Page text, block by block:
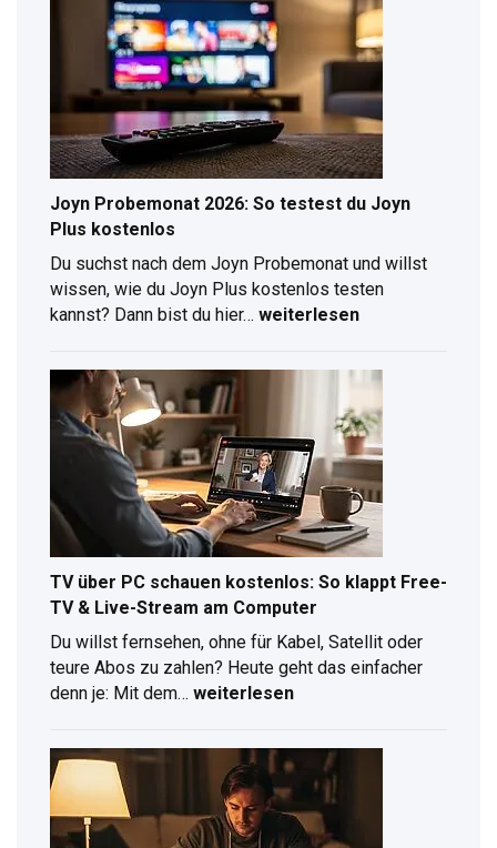
du
das
beste
TV-
Angebot
mit
Tarif
Joyn Probemonat 2026: So testest du Joyn
Plus kostenlos
Du suchst nach dem Joyn Probemonat und willst
wissen, wie du Joyn Plus kostenlos testen
kannst? Dann bist du hier… Joyn
2026:
du
Joyn
Plus
kostenlos
weiterlesen
TV über PC schauen kostenlos: So klappt Free-
TV & Live-Stream am Computer
Du willst fernsehen, ohne für Kabel, Satellit oder
teure Abos zu zahlen? Heute geht das einfacher
denn je: Mit dem… TV
PC
schauen
kostenlos:
So
weiterlesen